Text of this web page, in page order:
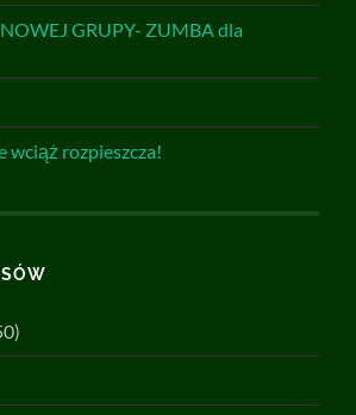
NOWEJ GRUPY- ZUMBA dla
wciąż rozpieszcza!